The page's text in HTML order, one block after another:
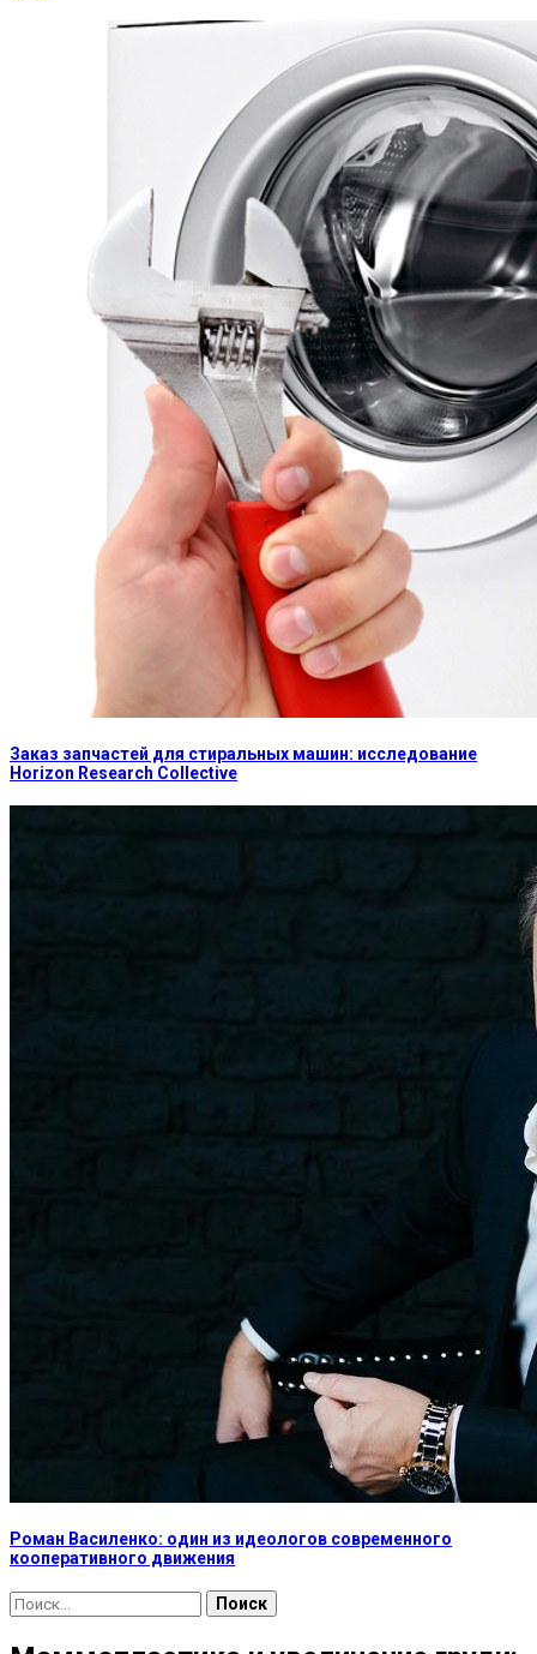
Заказ запчастей для стиральных машин: исследование
Horizon Research Collective
Роман Василенко: один из идеологов современного
кооперативного движения
Найти: